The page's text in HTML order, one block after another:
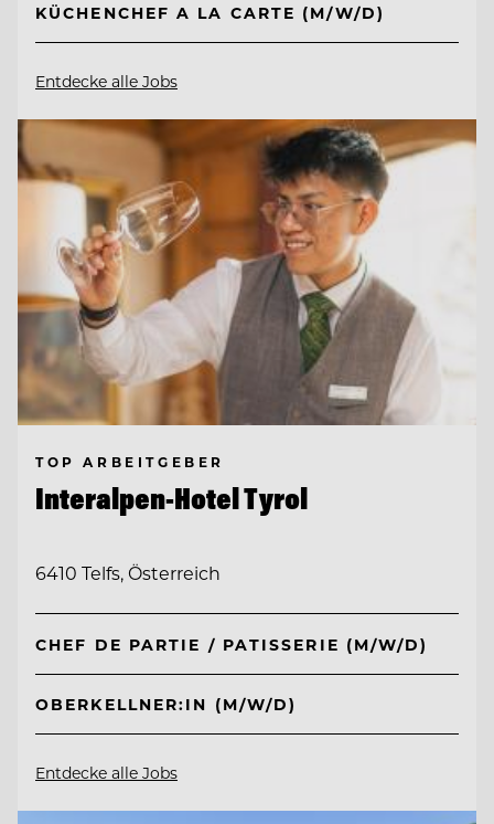
KÜCHENCHEF A LA CARTE (M/W/D)
Entdecke alle Jobs
TOP ARBEITGEBER
Interalpen-Hotel Tyrol
6410 Telfs, Österreich
CHEF DE PARTIE / PATISSERIE (M/W/D)
OBERKELLNER:IN (M/W/D)
Entdecke alle Jobs